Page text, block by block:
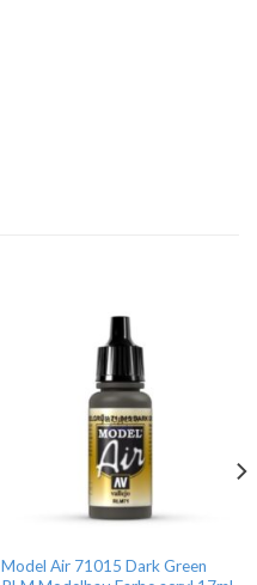
Model Air 71015 Dark Green